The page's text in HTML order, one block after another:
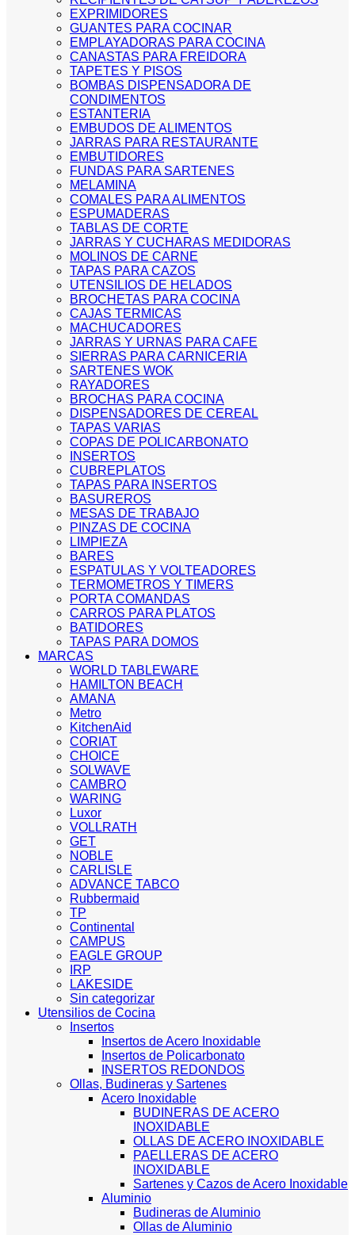
EXPRIMIDORES
GUANTES PARA COCINAR
EMPLAYADORAS PARA COCINA
CANASTAS PARA FREIDORA
TAPETES Y PISOS
BOMBAS DISPENSADORA DE
CONDIMENTOS
ESTANTERIA
EMBUDOS DE ALIMENTOS
JARRAS PARA RESTAURANTE
EMBUTIDORES
FUNDAS PARA SARTENES
MELAMINA
COMALES PARA ALIMENTOS
ESPUMADERAS
TABLAS DE CORTE
JARRAS Y CUCHARAS MEDIDORAS
MOLINOS DE CARNE
TAPAS PARA CAZOS
UTENSILIOS DE HELADOS
BROCHETAS PARA COCINA
CAJAS TERMICAS
MACHUCADORES
JARRAS Y URNAS PARA CAFE
SIERRAS PARA CARNICERIA
SARTENES WOK
RAYADORES
BROCHAS PARA COCINA
DISPENSADORES DE CEREAL
TAPAS VARIAS
COPAS DE POLICARBONATO
INSERTOS
CUBREPLATOS
TAPAS PARA INSERTOS
BASUREROS
MESAS DE TRABAJO
PINZAS DE COCINA
LIMPIEZA
BARES
ESPATULAS Y VOLTEADORES
TERMOMETROS Y TIMERS
PORTA COMANDAS
CARROS PARA PLATOS
BATIDORES
TAPAS PARA DOMOS
MARCAS
WORLD TABLEWARE
HAMILTON BEACH
AMANA
Metro
KitchenAid
CORIAT
CHOICE
SOLWAVE
CAMBRO
WARING
Luxor
VOLLRATH
GET
NOBLE
CARLISLE
ADVANCE TABCO
Rubbermaid
TP
Continental
CAMPUS
EAGLE GROUP
IRP
LAKESIDE
Sin categorizar
Utensilios de Cocina
Insertos
Insertos de Acero Inoxidable
Insertos de Policarbonato
INSERTOS REDONDOS
Ollas, Budineras y Sartenes
Acero Inoxidable
BUDINERAS DE ACERO
INOXIDABLE
OLLAS DE ACERO INOXIDABLE
PAELLERAS DE ACERO
INOXIDABLE
Sartenes y Cazos de Acero Inoxidable
Aluminio
Budineras de Aluminio
Ollas de Aluminio